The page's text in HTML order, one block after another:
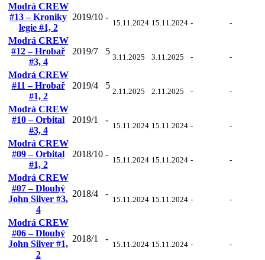
Modrá CREW
#13 – Kroniky
legie #1, 2
2019/10 -
15.11.2024 15.11.2024 - -
Modrá CREW
#12 – Hrobař
#3, 4
2019/7 5
3.11.2025 3.11.2025 - -
Modrá CREW
#11 – Hrobař
#1, 2
2019/4 5
2.11.2025 2.11.2025 - -
Modrá CREW
#10 – Orbital
#3, 4
2019/1 -
15.11.2024 15.11.2024 - -
Modrá CREW
#09 – Orbital
#1, 2
2018/10 -
15.11.2024 15.11.2024 - -
Modrá CREW
#07 – Dlouhý
John Silver #3,
4
2018/4 -
15.11.2024 15.11.2024 - -
Modrá CREW
#06 – Dlouhý
John Silver #1,
2
2018/1 -
15.11.2024 15.11.2024 - -